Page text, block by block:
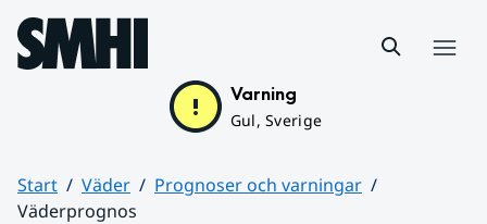
Hoppa till sidans innehåll
Varning
Gul, Sverige
Start Väder
Prognoser och varningar
Väderprognos